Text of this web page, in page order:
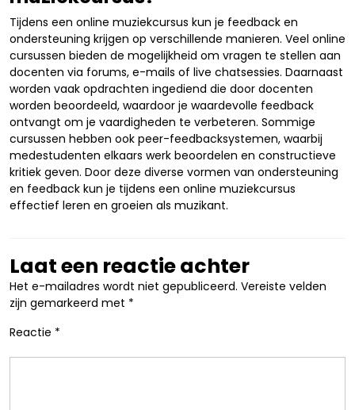
Tijdens een online muziekcursus kun je feedback en
ondersteuning krijgen op verschillende manieren. Veel online
cursussen bieden de mogelijkheid om vragen te stellen aan
docenten via forums, e-mails of live chatsessies. Daarnaast
worden vaak opdrachten ingediend die door docenten
worden beoordeeld, waardoor je waardevolle feedback
ontvangt om je vaardigheden te verbeteren. Sommige
cursussen hebben ook peer-feedbacksystemen, waarbij
medestudenten elkaars werk beoordelen en constructieve
kritiek geven. Door deze diverse vormen van ondersteuning
en feedback kun je tijdens een online muziekcursus
effectief leren en groeien als muzikant.
Laat een reactie achter
Het e-mailadres wordt niet gepubliceerd. Vereiste velden
zijn gemarkeerd met *
Reactie *